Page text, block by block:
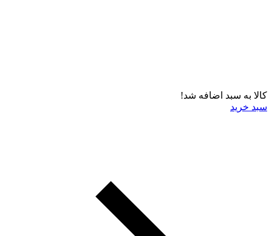
کالا به سبد اضافه شد!
سبد خرید